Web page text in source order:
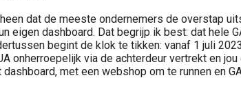
dat de meeste ondernemers de overstap
eigen dashboard. Dat begrijp ik best: dat hele
begint de klok te tikken: vanaf 1 juli
onherroepelijk via de achterdeur vertrekt en
met een webshop om te runnen en